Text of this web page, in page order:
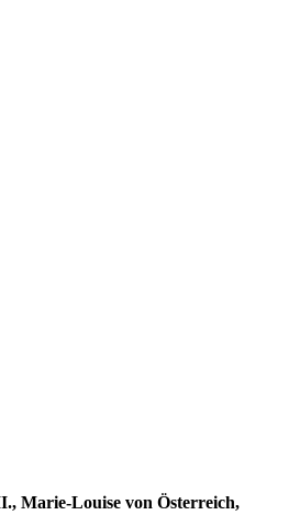
Marie-Louise von Österreich,